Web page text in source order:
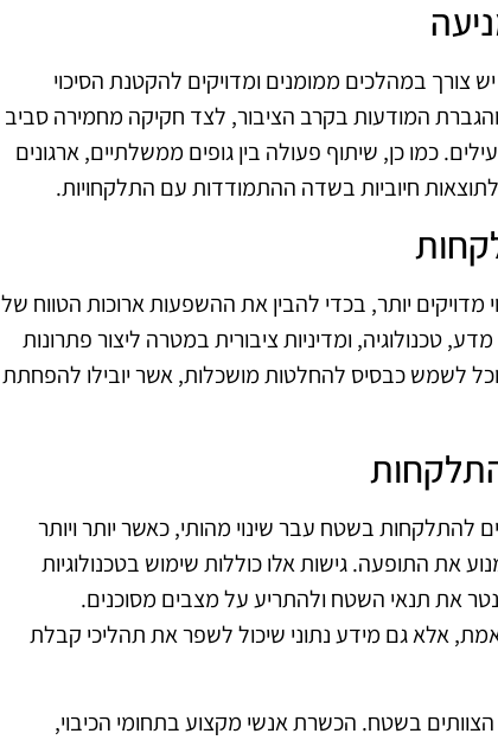
במהלכים ממומנים ומדויקים להקטנת הסיכוי
המודעות בקרב הציבור, לצד חקיקה מחמירה סביב
כמו כן, שיתוף פעולה בין גופים ממשלתיים, ארגונים
חיוביות בשדה ההתמודדות עם התלקחויות.
יותר, בכדי להבין את ההשפעות ארוכות הטווח של
טכנולוגיה, ומדיניות ציבורית במטרה ליצור פתרונות
לשמש כבסיס להחלטות מושכלות, אשר יובילו להפחתת
התלקחות
להתלקחות בשטח עבר שינוי מהותי, כאשר יותר ויותר
את התופעה. גישות אלו כוללות שימוש בטכנולוגיות
את תנאי השטח ולהתריע על מצבים מסוכנים.
אלא גם מידע נתוני שיכול לשפר את תהליכי קבלת
בשטח. הכשרת אנשי מקצוע בתחומי הכיבוי,